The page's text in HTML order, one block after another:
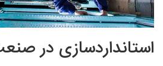
استانداردسازی در